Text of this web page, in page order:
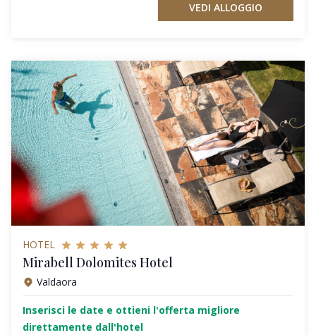
VEDI ALLOGGIO
HOTEL
Mirabell Dolomites Hotel
Valdaora
Inserisci le date e ottieni l'offerta migliore
direttamente dall'hotel